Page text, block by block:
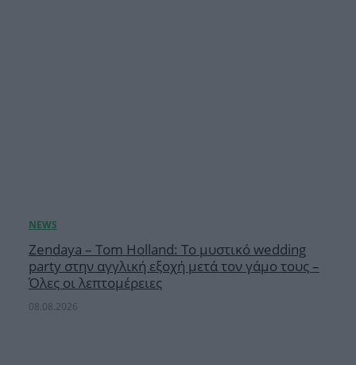
Zendaya – Tom Holland: Το μυστικό wedding
party στην αγγλική εξοχή μετά τον γάμο τους –
Όλες οι λεπτομέρειες
08.08.2026